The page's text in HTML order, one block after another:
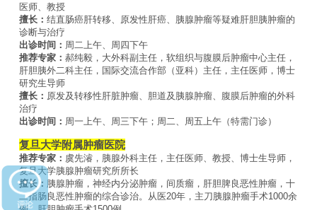
医师、教授
擅长： 结直肠癌肝转移、原发性肝癌、胰腺肿瘤等疑难肝胆胰肿瘤的
诊断与治疗
出诊时间： 周二上午、周四下午
推荐专家： 郝纯毅，大外科副主任，软组织与腹膜后肿瘤中心主任，
肝胆胰外二科主任，国际交流合作部（亚科）主任，主任医师，博士
研究生导师
擅长： 原发及转移性肝脏肿瘤、胆道及胰腺肿瘤、腹膜后肿瘤的外科
治疗
出诊时间： 周一上午、周三下午；周二、周五上午（特需门诊）
复旦大学附属肿瘤医院
推荐专家： 虞先濬，胰腺外科主任，主任医师、教授、博士生导师，
复旦大学胰腺肿瘤研究所所长
擅长： 胰腺肿瘤，神经内分泌肿瘤，间质瘤，肝胆脾良恶性肿瘤，十
二指肠良恶性肿瘤的综合诊治。从医20年，主刀胰腺肿瘤手术1000余